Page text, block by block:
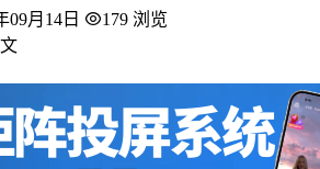
09月14日
179 浏览